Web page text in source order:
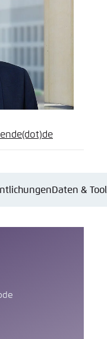
(dot)de
Daten &